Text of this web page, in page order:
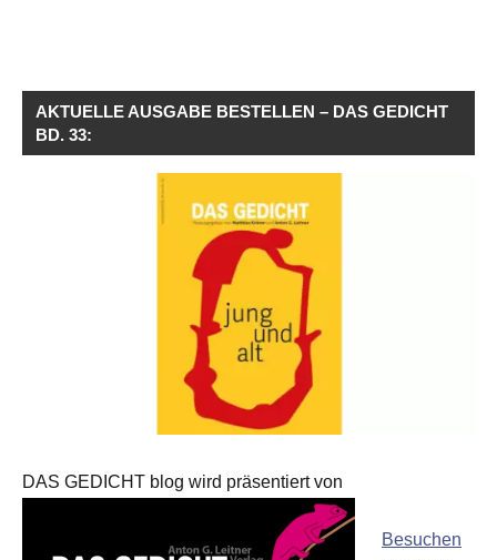
AKTUELLE AUSGABE BESTELLEN – DAS GEDICHT
BD. 33:
DAS GEDICHT blog wird präsentiert von
Besuchen